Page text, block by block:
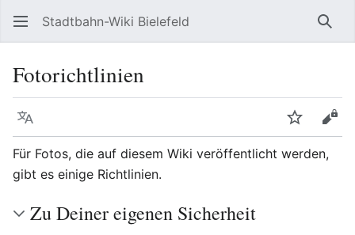
Stadtbahn-Wiki Bielefeld
Fotorichtlinien
Sprache
Für Fotos, die auf diesem Wiki veröffentlicht werden,
gibt es einige Richtlinien.
Zu Deiner eigenen Sicherheit